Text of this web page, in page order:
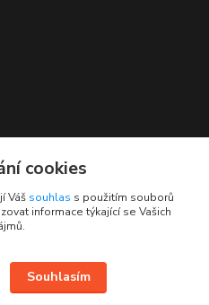
837cookies
Váš souhlas s použitím souborů
informace týkající se Vašich
Souhlasím